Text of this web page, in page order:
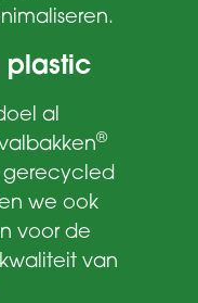
plastic
al
®
gerecycled
we ook
voor de
van